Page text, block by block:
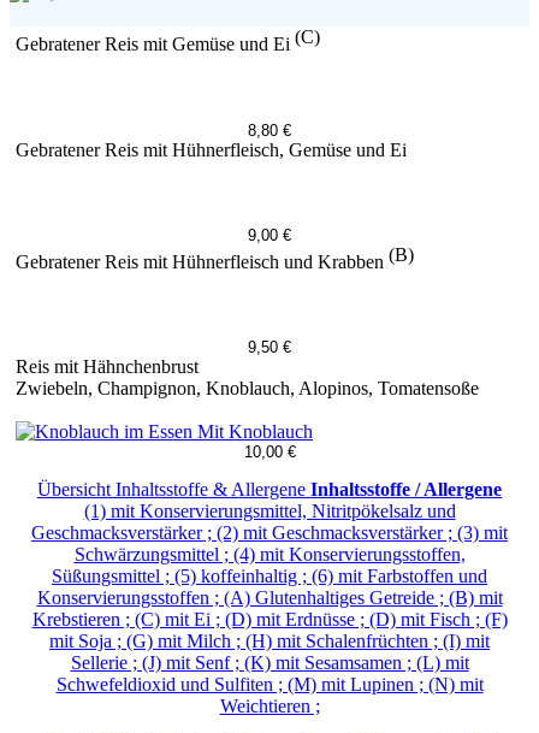
Gebratener Reis mit Gemüse und Ei (C)
8,80 €
Gebratener Reis mit Hühnerfleisch, Gemüse und Ei
9,00 €
Gebratener Reis mit Hühnerfleisch und Krabben (B)
9,50 €
Reis mit Hähnchenbrust
Zwiebeln, Champignon, Knoblauch, Alopinos, Tomatensoße
Mit Knoblauch
10,00 €
Übersicht Inhaltsstoffe & Allergene Inhaltsstoffe / Allergene
(1) mit Konservierungsmittel, Nitritpökelsalz und
Geschmacksverstärker ; (2) mit Geschmacksverstärker ; (3) mit
Schwärzungsmittel ; (4) mit Konservierungsstoffen,
Süßungsmittel ; (5) koffeinhaltig ; (6) mit Farbstoffen und
Konservierungsstoffen ; (A) Glutenhaltiges Getreide ; (B) mit
Krebstieren ; (C) mit Ei ; (D) mit Erdnüsse ; (D) mit Fisch ; (F)
mit Soja ; (G) mit Milch ; (H) mit Schalenfrüchten ; (I) mit
Sellerie ; (J) mit Senf ; (K) mit Sesamsamen ; (L) mit
Schwefeldioxid und Sulfiten ; (M) mit Lupinen ; (N) mit
Weichtieren ;